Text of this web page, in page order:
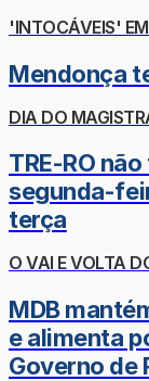
'INTOCÁVEIS'
Mendonça
DIA DO
TRE-RO
segunda-
terça
O VAI E VOLTA
MDB
e alimenta
Governo de